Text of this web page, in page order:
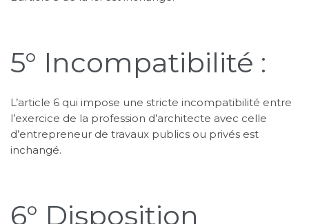
5° Incompatibilité :
L’article 6 qui impose une stricte incompatibilité entre
l’exercice de la profession d’architecte avec celle
d’entrepreneur de travaux publics ou privés est
inchangé.
6° Disposition